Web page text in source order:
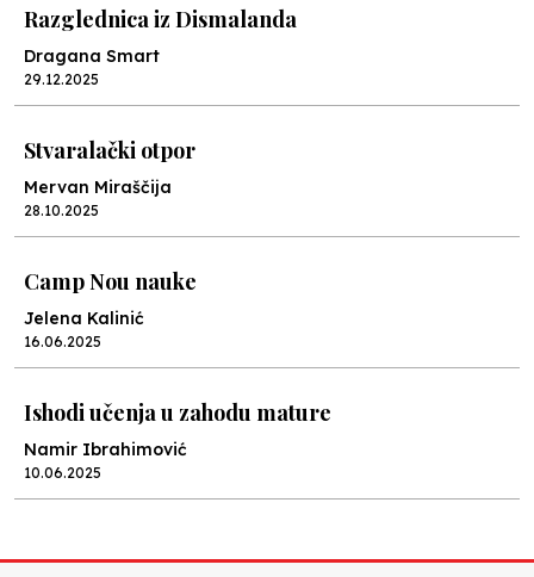
Razglednica iz Dismalanda
Dragana Smart
29.12.2025
Stvaralački otpor
Mervan Miraščija
28.10.2025
Camp Nou nauke
Jelena Kalinić
16.06.2025
Ishodi učenja u zahodu mature
Namir Ibrahimović
10.06.2025